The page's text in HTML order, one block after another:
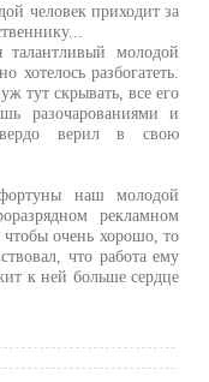
человек приходит за
молодой
хотелось разбогатеть.
тут скрывать, все его
разочарованиями и
верил в свою
наш молодой
рекламном
чтобы очень хорошо, то
что работа ему
к ней больше сердце